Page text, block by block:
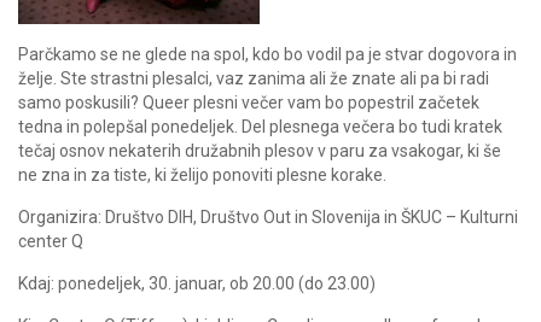
Parčkamo se ne glede na spol, kdo bo vodil pa je stvar dogovora in
želje. Ste strastni plesalci, vaz zanima ali že znate ali pa bi radi
samo poskusili? Queer plesni večer vam bo popestril začetek
tedna in polepšal ponedeljek. Del plesnega večera bo tudi kratek
tečaj osnov nekaterih družabnih plesov v paru za vsakogar, ki še
ne zna in za tiste, ki želijo ponoviti plesne korake.
Organizira: Društvo DIH, Društvo Out in Slovenija in ŠKUC – Kulturni
center Q
Kdaj: ponedeljek, 30. januar, ob 20.00 (do 23.00)